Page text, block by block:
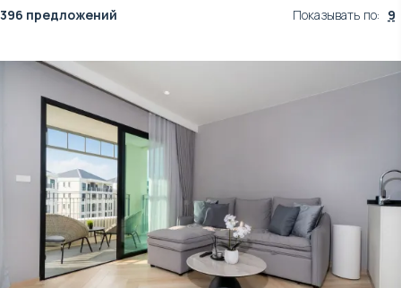
396 предложений Показывать по: 9
Объект в управлении VillaCarte